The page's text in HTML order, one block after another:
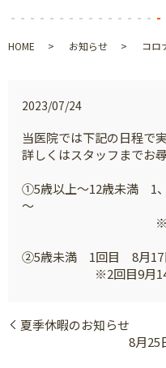
HOME お知らせ コロ
2023/07/24
当医院では下記の日程で
詳しくはスタッフまでお
①5歳以上～12歳未満 1
～
※2回目9
②5歳未満 1回目 8月17
※2回目9月14
夏季休暇のお知らせ
8月25